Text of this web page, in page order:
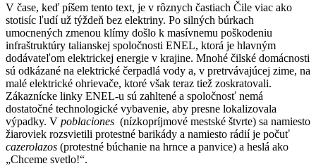
V čase, keď píšem tento text, je v rôznych častiach Čile viac ako
stotisíc ľudí už týždeň bez elektriny. Po silných búrkach
umocnených zmenou klímy došlo k masívnemu poškodeniu
infraštruktúry talianskej spoločnosti ENEL, ktorá je hlavným
dodávateľom elektrickej energie v krajine. Mnohé čilské domácnosti
sú odkázané na elektrické čerpadlá vody a, v pretrvávajúcej zime, na
malé elektrické ohrievače, ktoré však teraz tiež zoskratovali.
Zákaznícke linky ENEL-u sú zahltené a spoločnosť nemá
dostatočné technologické vybavenie, aby presne lokalizovala
výpadky. V poblaciones (nízkopríjmové mestské štvrte) sa namiesto
žiaroviek rozsvietili protestné barikády a namiesto rádií je počuť
cazerolazos (protestné búchanie na hrnce a panvice) a heslá ako
„Chceme svetlo!“.